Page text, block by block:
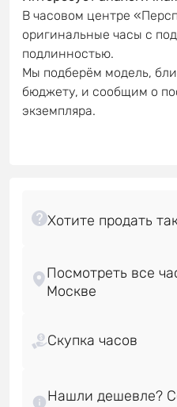
В часовом центре
оригинальные часы с
подлинностью.
Мы подберём модель,
бюджету, и сообщим о
экземпляра.
Посмотреть все
Скупка часов
Нашли дешевле?